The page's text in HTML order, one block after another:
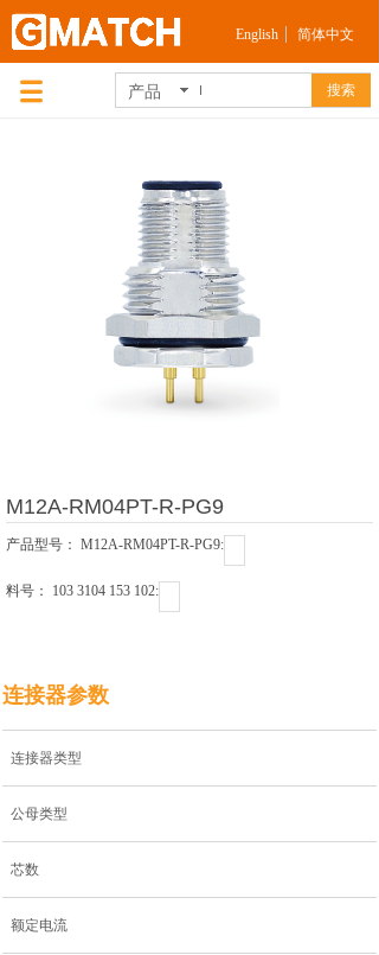
English 简体中文
产品 搜索
M12A-RM04PT-R-PG9
产品型号： M12A-RM04PT-R-PG9ㅤㅤㅤㅤㅤㅤㅤㅤㅤㅤㅤㅤ:
料号： 103 3104 153 102ㅤㅤㅤㅤㅤㅤㅤㅤㅤㅤ:
连接器参数
连接器类型
公母类型
芯数
额定电流